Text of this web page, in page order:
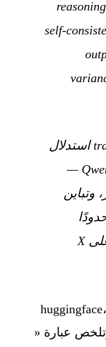
self-
قمنا بتقطير 2.3 مليون trace استدلال
من Claude Fable 5 داخل Qwen3-4B —
وتباين
حصدت التغريدة، التي أعاد نشرها @huggingface،
إعجاب. وتلخص عبارة «